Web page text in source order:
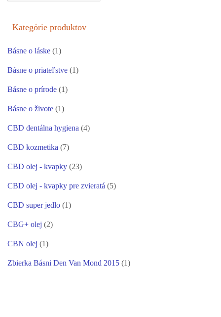
Kategórie produktov
Básne o láske (1)
Básne o priateľstve (1)
Básne o prírode (1)
Básne o živote (1)
CBD dentálna hygiena (4)
CBD kozmetika (7)
CBD olej - kvapky (23)
CBD olej - kvapky pre zvieratá (5)
CBD super jedlo (1)
CBG+ olej (2)
CBN olej (1)
Zbierka Básni Den Van Mond 2015 (1)